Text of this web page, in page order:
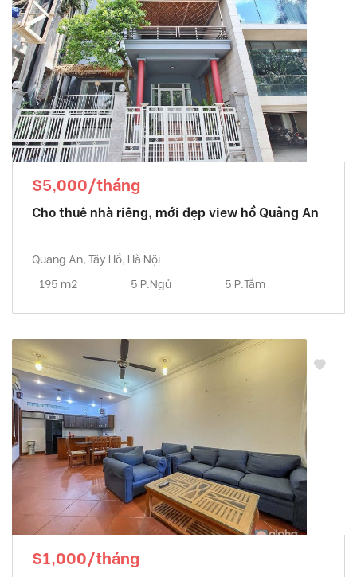
$5,000/tháng
Cho thuê nhà riêng, mới đẹp view hồ Quảng An
Quang An, Tây Hồ, Hà Nội
195 m2
5 P.Ngủ 5 P.Tắm
$1,000/tháng